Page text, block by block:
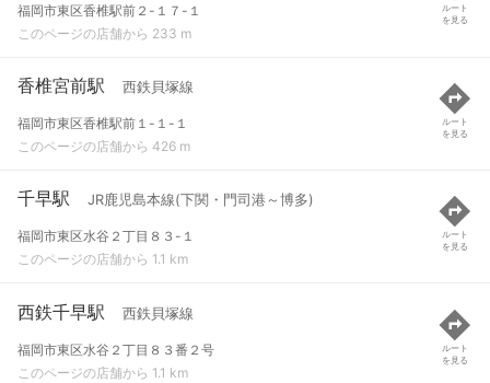
福岡市東区香椎駅前２-１７-１
このページの店舗から 233 m
ルート
を見る
香椎宮前駅 西鉄貝塚線
福岡市東区香椎駅前１-１-１
このページの店舗から 426 m
ルート
を見る
千早駅 JR鹿児島本線(下関・門司港～博多)
福岡市東区水谷２丁目８３-１
このページの店舗から 1.1 km
ルート
を見る
西鉄千早駅 西鉄貝塚線
福岡市東区水谷２丁目８３番２号
このページの店舗から 1.1 km
ルート
を見る